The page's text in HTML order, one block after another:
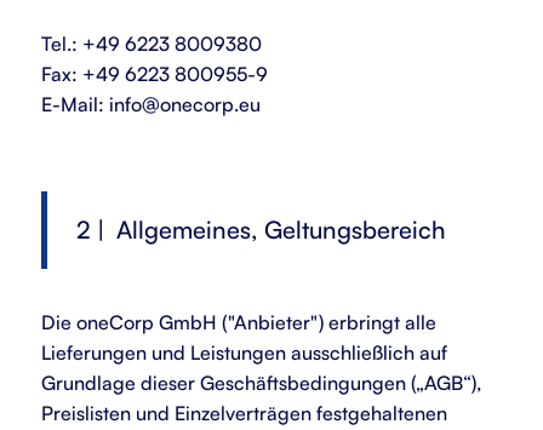
Tel.: +49 6223 8009380
Fax: +49 6223 800955-9
E-Mail: info@onecorp.eu
2 | Allgemeines, Geltungsbereich
Die oneCorp GmbH ("Anbieter") erbringt alle
Lieferungen und Leistungen ausschließlich auf
Grundlage dieser Geschäftsbedingungen („AGB“),
Preislisten und Einzelverträgen festgehaltenen